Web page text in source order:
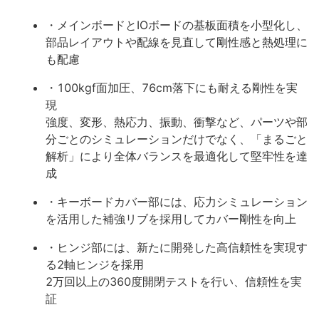
・メインボードとIOボードの基板面積を小型化し、
部品レイアウトや配線を見直して剛性感と熱処理に
も配慮
・100kgf面加圧、76cm落下にも耐える剛性を実
現
強度、変形、熱応力、振動、衝撃など、パーツや部
分ごとのシミュレーションだけでなく、「まるごと
解析」により全体バランスを最適化して堅牢性を達
成
・キーボードカバー部には、応力シミュレーション
を活用した補強リブを採用してカバー剛性を向上
・ヒンジ部には、新たに開発した高信頼性を実現す
る2軸ヒンジを採用
2万回以上の360度開閉テストを行い、信頼性を実
証